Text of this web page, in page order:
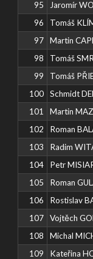
95
Jaromír
96
Tomáš
97
Martin
98
Tomáš
99
Tomáš
100
Schmidt
101
Martin
102
Roman
103
Radim
104
Petr
105
Roman
106
Rostislav
107
Vojtěch
108
Michal
109
Kateřina